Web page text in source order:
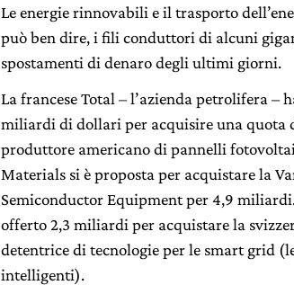
Le energie rinnovabili e il trasporto
può ben dire, i fili conduttori di alcuni
spostamenti di denaro degli ultimi giorni.
La francese Total – l’azienda petrolifera –
miliardi di dollari per acquisire una quota
produttore americano di pannelli
Materials si è proposta per acquistare la
Semiconductor Equipment per 4,9
offerto 2,3 miliardi per acquistare la
detentrice di tecnologie per le smart grid
intelligenti).